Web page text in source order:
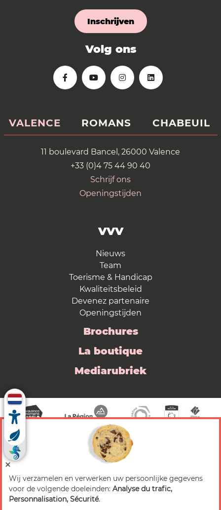
Inschrijven
Volg ons
VALENCE ROMANS CHABEUIL
11 boulevard Bancel, 26000 Valence
+33 (0)4 75 44 90 40
Schrijf ons
Openingstijden
VVV
Nieuws
Team
Toerisme & Handicap
Kwaliteitsbeleid
Devenez partenaire
Openingstijden
Brochures
La boutique
Mediarubriek
© 2026 Valence Romans Tourisme — Alle rechten
voorbehouden
Wij verzamelen en verwerken uw persoonlijke gegevens
voor de volgende doeleinden: Analyse du trafic,
Personnalisation, Sécurité.